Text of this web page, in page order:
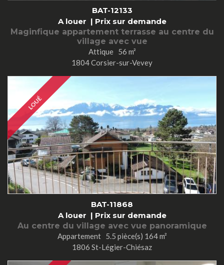
BAT-12133
A louer | Prix sur demande
Maginfique appartement terrasse au centre du
village avec vue
Attique 56 m²
1804 Corsier-sur-Vevey
LOUÉ
BAT-11868
A louer | Prix sur demande
Au centre du village avec vue panoramique
Appartement 5.5 pièce(s) 164 m²
1806 St-Légier-Chiésaz